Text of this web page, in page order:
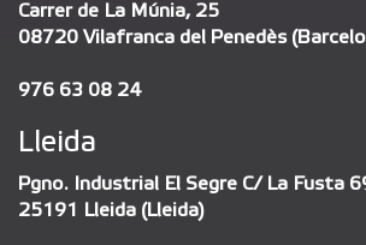
Carrer de La Múnia, 25
08720 Vilafranca del Penedès
976 63 08 24
Lleida
Pgno. Industrial El Segre C/ La Fusta
25191 Lleida (Lleida)